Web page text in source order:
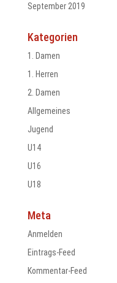
September 2019
Kategorien
1. Damen
1. Herren
2. Damen
Allgemeines
Jugend
U14
U16
U18
Meta
Anmelden
Eintrags-Feed
Kommentar-Feed